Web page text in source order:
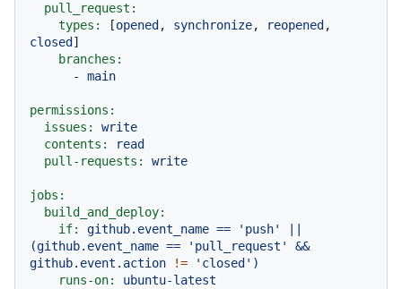
pull_request:
types:
[opened , synchronize, reopened
closed ]
branches:
-
main
permissions:
issues:
write
contents:
read
pull-requests:
write
jobs:
build_and_deploy:
if:
github.event_name == 'push'
(github.event_name == 'pull_request'
&&
github.event.action
!= 'closed' )
runs-on:
ubuntu-latest